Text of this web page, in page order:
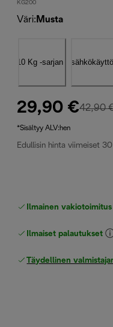
KG200
Väri: Musta
29,90 €42,90
*Sisältyy ALV:hen
Edullisin hinta viimeiset
Ilmainen vakiotoimitus
Ilmaiset palautukset
Täydellinen